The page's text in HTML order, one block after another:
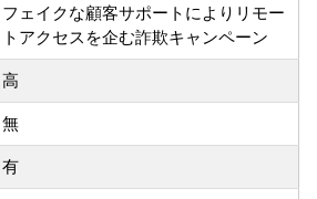
フェイクな顧客サポートによりリモー
トアクセスを企む詐欺キャンペーン
高
無
有